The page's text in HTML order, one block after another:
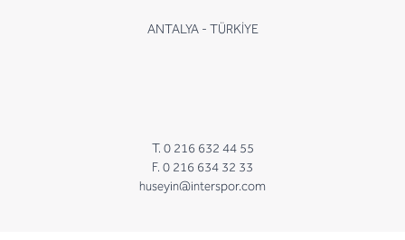
ANTALYA - TÜRKİYE
T. 0 216 632 44 55
F. 0 216 634 32 33
huseyin@interspor.com